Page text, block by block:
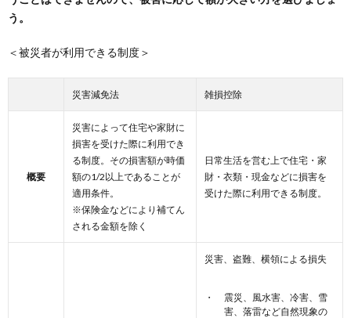
う。
＜被災者が利用できる制度＞
災害減免法 雑損控除
概要
災害によって住宅や家財に
損害を受けた際に利用でき
る制度。その損害額が時価
額の1/2以上であることが
適用条件。
※保険金などにより補てん
される金額を除く
日常生活を営む上で住宅・家
財・衣類・現金などに損害を
受けた際に利用できる制度。
災害、盗難、横領による損失
震災、風水害、冷害、雪
害、落雷など自然現象の